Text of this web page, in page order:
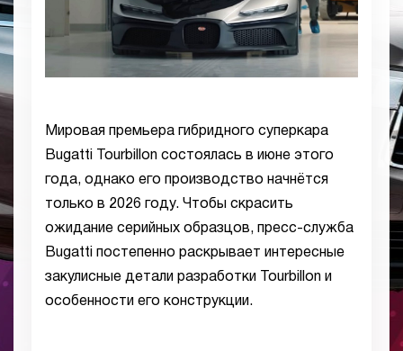
Мировая премьера гибридного суперкара
Bugatti Tourbillon состоялась в июне этого
года, однако его производство начнётся
только в 2026 году. Чтобы скрасить
ожидание серийных образцов, пресс-служба
Bugatti постепенно раскрывает интересные
закулисные детали разработки Tourbillon и
особенности его конструкции.